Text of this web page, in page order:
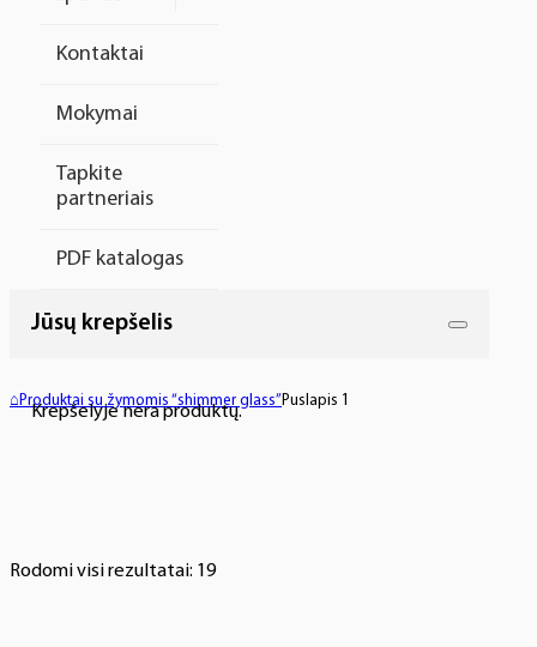
Kontaktai
Mokymai
Tapkite
partneriais
PDF katalogas
Jūsų krepšelis
Krepšelyje nėra produktų.
⌂ Produktai su žymomis “shimmer glass” Puslapis 1
Rodomi visi rezultatai: 19